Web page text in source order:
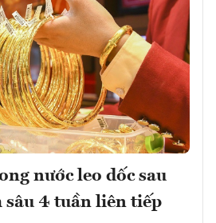
nước leo dốc sau
sâu 4 tuần liên tiếp